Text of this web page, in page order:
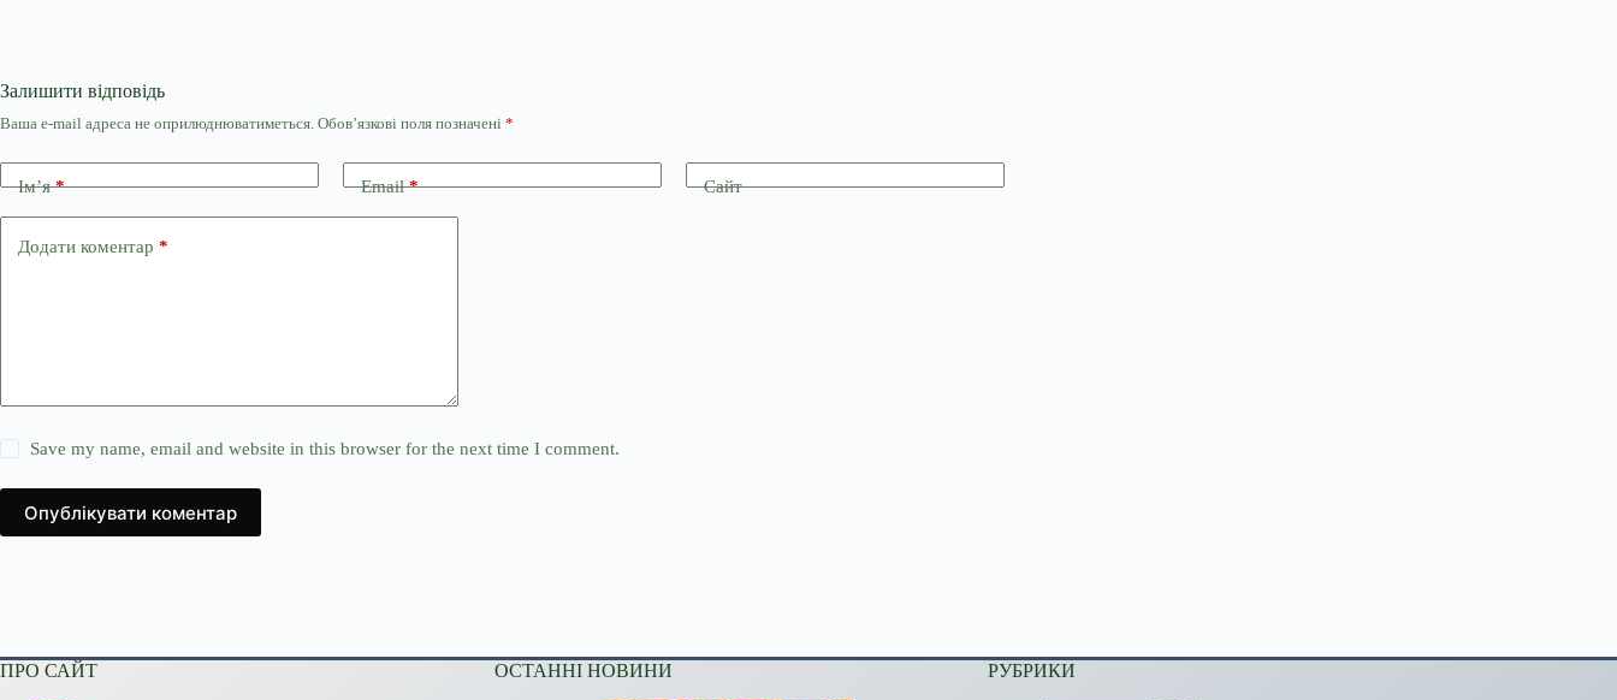
Залишити відповідь
Ваша e-mail адреса не оприлюднюватиметься. Обов’язкові поля позначені *
Ім’я* Email* Сайт
Додати коментар *
Save my name, email and website in this browser for the next time I comment.
Опублікувати коментар
ПРО САЙТ ОСТАННІ НОВИНИ
РУБРИКИ